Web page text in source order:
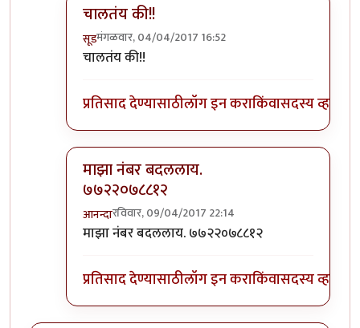
चालतंय की!!
सूडमंगळवार, 04/04/2017 16:52
In reply to
चालतंय की!!
प्रतिसाद देण्यासाठीलॉग इन कराकिंवासदस्य व्हा
माझा नंबर बदललाय.
७७२२०७८८१२
आनन्दारविवार, 09/04/2017 22:14
In reply toसिंव्हगड रोडलाच राहतात
माझा नंबर बदललाय. ७७२२०७८८१२
प्रतिसाद देण्यासाठीलॉग इन कराकिंवासदस्य व्हा